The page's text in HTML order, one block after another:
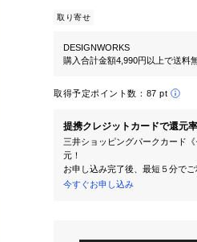
取り寄せ
DESIGNWORKS
購入合計金額4,990円以上で送料
取得予定ポイント数： 87 pt
提携クレジットカードで還元
三井ショッピングパークカード
元！
お申し込み完了後、最短５分でご
今すぐお申し込み